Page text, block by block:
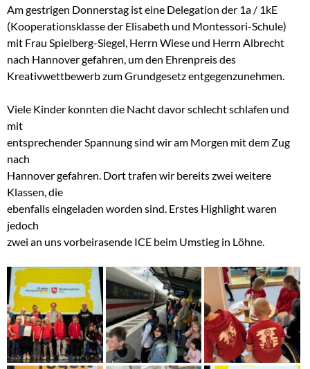
Am gestrigen Donnerstag ist eine Delegation der 1a / 1kE
(Kooperationsklasse der Elisabeth und Montessori-Schule)
mit Frau Spielberg-Siegel, Herrn Wiese und Herrn Albrecht
nach Hannover gefahren, um den Ehrenpreis des
Kreativwettbewerb zum Grundgesetz entgegenzunehmen.
Viele Kinder konnten die Nacht davor schlecht schlafen und
mit
entsprechender Spannung sind wir am Morgen mit dem Zug
nach
Hannover gefahren. Dort trafen wir bereits zwei weitere
Klassen, die
ebenfalls eingeladen worden sind. Erstes Highlight waren
jedoch
zwei an uns vorbeirasende ICE beim Umstieg in Löhne.